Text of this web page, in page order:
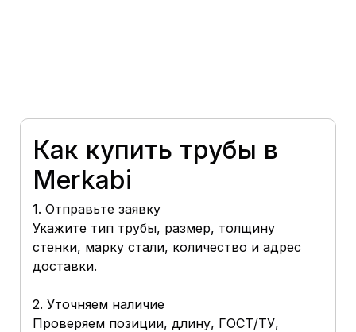
Как купить трубы в
Merkabi
1. Отправьте заявку
Укажите тип трубы, размер, толщину
стенки, марку стали, количество и адрес
доставки.
2. Уточняем наличие
Проверяем позиции, длину, ГОСТ/ТУ,